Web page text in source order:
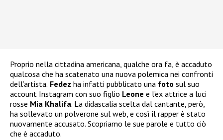
Proprio nella cittadina americana, qualche ora fa, è accaduto
qualcosa che ha scatenato una nuova polemica nei confronti
dell’artista. Fedez ha infatti pubblicato una foto sul suo
account Instagram con suo figlio Leone e l’ex attrice a luci
rosse Mia Khalifa. La didascalia scelta dal cantante, però,
ha sollevato un polverone sul web, e così il rapper è stato
nuovamente accusato. Scopriamo le sue parole e tutto ciò
che è accaduto.